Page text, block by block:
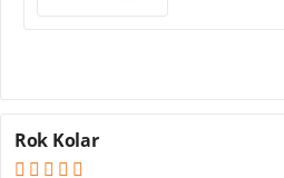
Rok Kolar